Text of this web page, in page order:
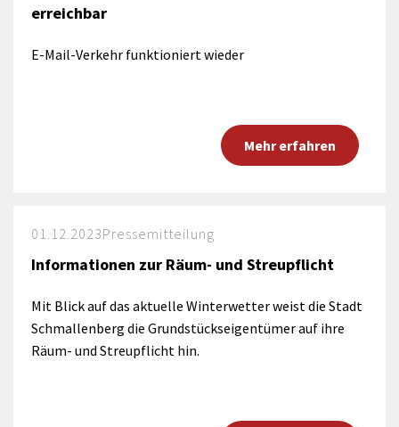
erreichbar
E-Mail-Verkehr funktioniert wieder
Mehr erfahren
01.12.2023Pressemitteilung
Informationen zur Räum- und Streupflicht
Mit Blick auf das aktuelle Winterwetter weist die Stadt
Schmallenberg die Grundstückseigentümer auf ihre
Räum- und Streupflicht hin.